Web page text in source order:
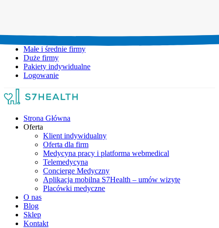
Małe i średnie firmy
Duże firmy
Pakiety indywidualne
Logowanie
Strona Główna
Oferta
Klient indywidualny
Oferta dla firm
Medycyna pracy i platforma webmedical
Telemedycyna
Concierge Medyczny
Aplikacja mobilna S7Health – umów wizytę
Placówki medyczne
O nas
Blog
Sklep
Kontakt